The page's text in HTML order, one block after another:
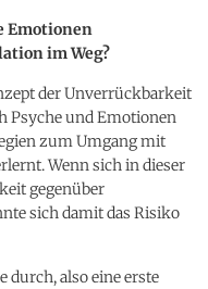
Emotionen
im Weg?
der Unverrückbarkeit
Psyche und Emotionen
zum Umgang mit
Wenn sich in dieser
gegenüber
sich damit das Risiko
durch, also eine erste